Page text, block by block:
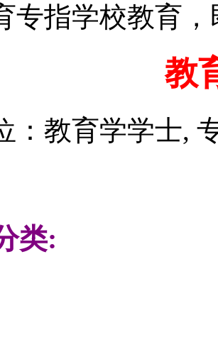
专指学校教育
教
：教育学学士,
类: